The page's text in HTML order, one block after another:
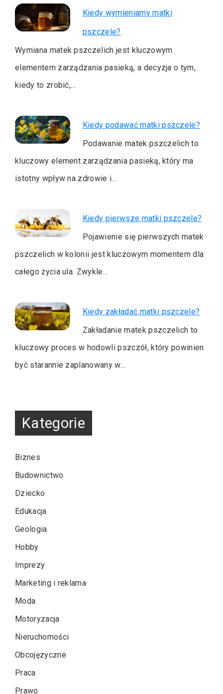
Kiedy wymieniamy matki
pszczele?
Wymiana matek pszczelich jest kluczowym
elementem zarządzania pasieką, a decyzja o tym,
kiedy to zrobić,…
Kiedy podawać matki pszczele?
Podawanie matek pszczelich to
kluczowy element zarządzania pasieką, który ma
istotny wpływ na zdrowie i…
Kiedy pierwsze matki pszczele?
Pojawienie się pierwszych matek
pszczelich w kolonii jest kluczowym momentem dla
całego życia ula. Zwykle…
Kiedy zakładać matki pszczele?
Zakładanie matek pszczelich to
kluczowy proces w hodowli pszczół, który powinien
być starannie zaplanowany w…
Kategorie
Biznes
Budownictwo
Dziecko
Edukacja
Geologia
Hobby
Imprezy
Marketing i reklama
Moda
Motoryzacja
Nieruchomości
Obcojęzyczne
Praca
Prawo